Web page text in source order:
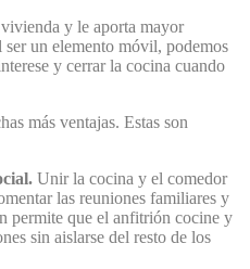
y le aporta mayor
un elemento móvil, podemos
y cerrar la cocina cuando
más ventajas. Estas son
Unir la cocina y el comedor
las reuniones familiares y
permite que el anfitrión cocine y
sin aislarse del resto de los